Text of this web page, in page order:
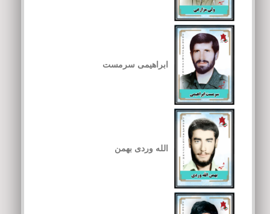
ابراهیمی سرمست
الله وردی بهمن